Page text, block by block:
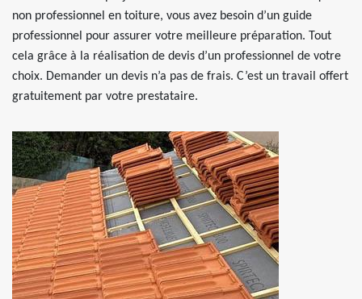
non professionnel en toiture, vous avez besoin d’un guide
professionnel pour assurer votre meilleure préparation. Tout
cela grâce à la réalisation de devis d’un professionnel de votre
choix. Demander un devis n’a pas de frais. C’est un travail offert
gratuitement par votre prestataire.